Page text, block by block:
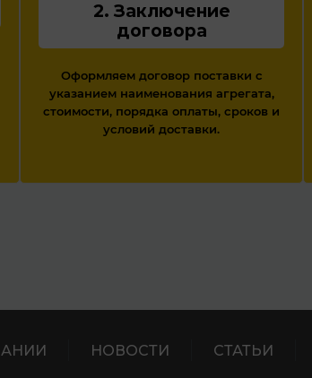
2. Заключение
договора
Оформляем договор поставки с
указанием наименования агрегата,
стоимости, порядка оплаты, сроков и
условий доставки.
НОВОСТИ СТАТЬИ